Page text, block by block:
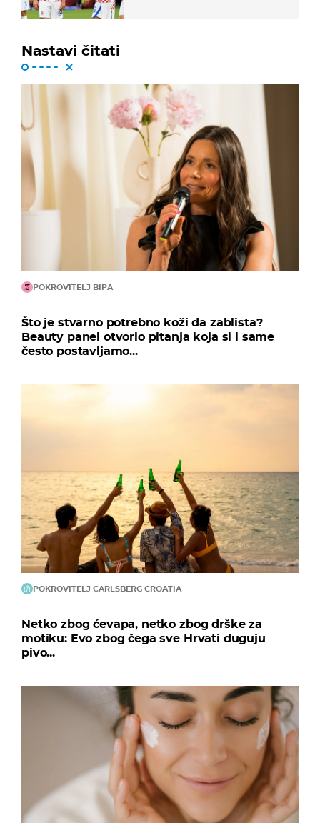
Nastavi čitati
POKROVITELJ BIPA
Što je stvarno potrebno koži da zablista?
Beauty panel otvorio pitanja koja si i same
često postavljamo...
POKROVITELJ CARLSBERG CROATIA
Netko zbog ćevapa, netko zbog drške za
motiku: Evo zbog čega sve Hrvati duguju
pivo...